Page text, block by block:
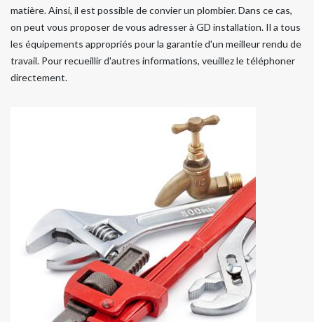
matière. Ainsi, il est possible de convier un plombier. Dans ce cas,
on peut vous proposer de vous adresser à GD installation. Il a tous
les équipements appropriés pour la garantie d'un meilleur rendu de
travail. Pour recueillir d'autres informations, veuillez le téléphoner
directement.